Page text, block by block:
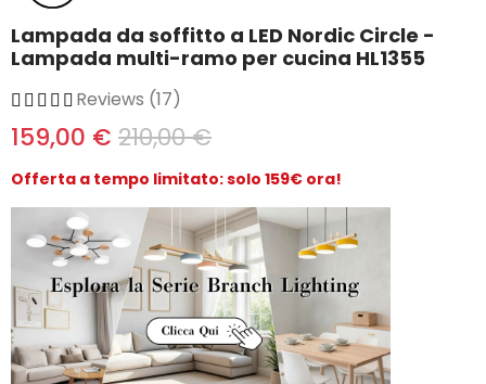
Lampada da soffitto a LED Nordic Circle -
Lampada multi-ramo per cucina HL1355
Reviews (17)
159,00 € 210,00 €
Offerta a tempo limitato: solo 159€ ora!